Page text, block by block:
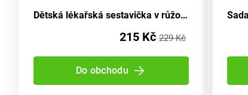
Dětská lékařská sestavička v růžovém provedení
215 Kč 229 Kč
Do obchodu